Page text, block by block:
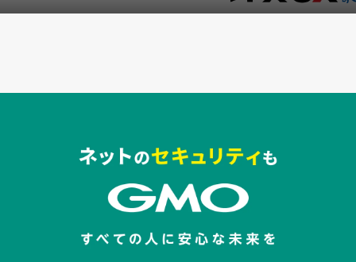
セキュリティキャンペーンでのバナー